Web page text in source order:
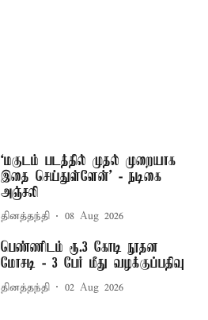
‘மகுடம் படத்தில் முதல் முறையாக
இதை செய்துள்ளேன்’ - நடிகை
அஞ்சலி
தினத்தந்தி 08 Aug 2026
பெண்ணிடம் ரூ.3 கோடி நூதன
மோசடி - 3 பேர் மீது வழக்குப்பதிவு
தினத்தந்தி 02 Aug 2026